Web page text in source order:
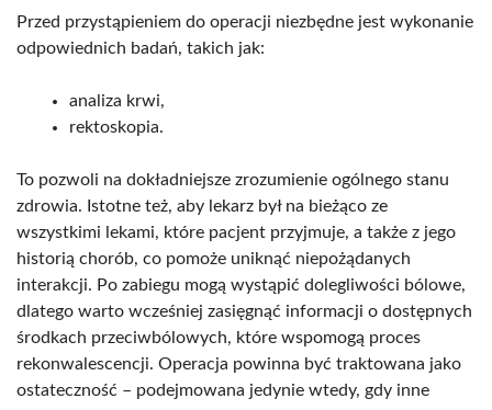
Przed przystąpieniem do operacji niezbędne jest wykonanie
odpowiednich badań, takich jak:
analiza krwi,
rektoskopia.
To pozwoli na dokładniejsze zrozumienie ogólnego stanu
zdrowia. Istotne też, aby lekarz był na bieżąco ze
wszystkimi lekami, które pacjent przyjmuje, a także z jego
historią chorób, co pomoże uniknąć niepożądanych
interakcji. Po zabiegu mogą wystąpić dolegliwości bólowe,
dlatego warto wcześniej zasięgnąć informacji o dostępnych
środkach przeciwbólowych, które wspomogą proces
rekonwalescencji. Operacja powinna być traktowana jako
ostateczność – podejmowana jedynie wtedy, gdy inne